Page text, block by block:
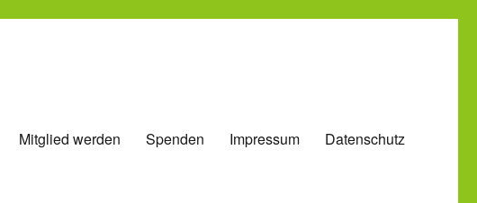
Mitglied werden Spenden Impressum Datenschutz